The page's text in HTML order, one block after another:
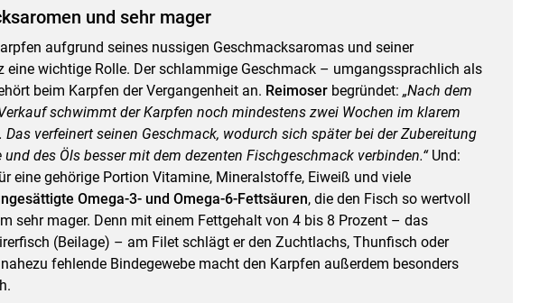
und sehr mager
aufgrund seines nussigen Geschmacksaromas und seiner
eine wichtige Rolle. Der schlammige Geschmack – umgangssprachlich als
beim Karpfen der Vergangenheit an. Reimoserbegründet: „Nach dem
schwimmt der Karpfen noch mindestens zwei Wochen im klarem
Das verfeinert seinen Geschmack, wodurch sich später bei der Zubereitung
und des Öls besser mit dem dezenten Fischgeschmack verbinden.“ Und:
eine gehörige Portion Vitamine, Mineralstoffe, Eiweiß und viele
Omega-3- und Omega-6-Fettsäuren, die den Fisch so wertvoll
sehr mager. Denn mit einem Fettgehalt von 4 bis 8 Prozent – das
(Beilage) – am Filet schlägt er den Zuchtlachs, Thunfisch oder
fehlende Bindegewebe macht den Karpfen außerdem besonders